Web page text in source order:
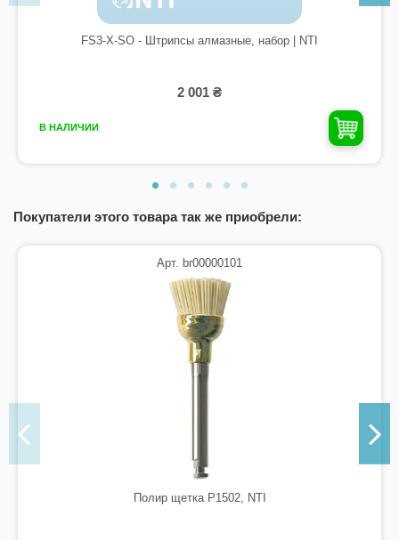
FS3-X-SO - Штрипсы алмазные, набор | NTI
2 001 ₴
В НАЛИЧИИ
Покупатели этого товара так же приобрели:
Арт. br00000101
Полир щетка P1502, NTI